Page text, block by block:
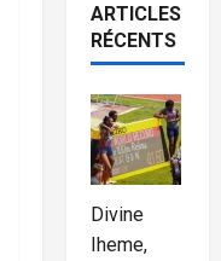
ARTICLES
RÉCENTS
Divine
Iheme,